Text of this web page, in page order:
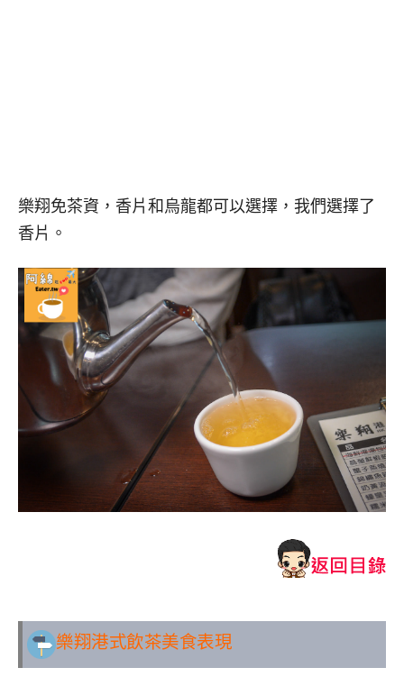
樂翔免茶資，香片和烏龍都可以選擇，我們選擇了
香片。
樂翔港式飲茶美食表現